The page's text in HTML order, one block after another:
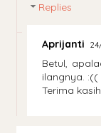
Replies
Aprijanti
Betul,
ilangnya. :((
Terima